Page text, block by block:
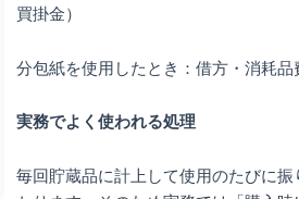
買掛金）
分包紙を使用したとき：借方・消耗
実務でよく使われる処理
毎回貯蔵品に計上して使用のたびに